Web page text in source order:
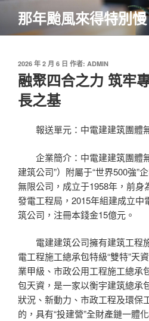
主
那年颱風來得特別慢
發
佈
於
2026 年 2 月 6 日 作者: ADMIN
融聚四合之力 筑牢
長之基
報送單元：中電建建筑團體
企業簡介：中電建建筑團體
建筑公司”）附屬于“世界500強
無限公司，成立于1958年，前身
發電工程局，2015年組建成立中
筑公司，注冊本錢金15億元。
電建建筑公司擁有建筑工程
電工程施工總承包特級“雙特”天
業甲級、市政公用工程施工總承
包天資，是一家以衡宇建筑總承
狀況、新動力、市政工程及環保
的，具有“投建營”全財產鏈一體